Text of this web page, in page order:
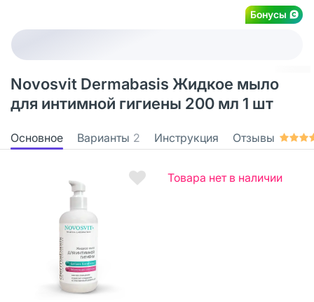
Бонусы
Novosvit Dermabasis Жидкое мыло
для интимной гигиены 200 мл 1 шт
Основное Варианты 2 Инструкция Отзывы
Товара нет в наличии